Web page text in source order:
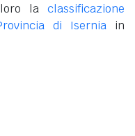
la classificazione
di Isernia in